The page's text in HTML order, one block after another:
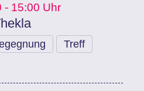
- 15:00 Uhr
Treff